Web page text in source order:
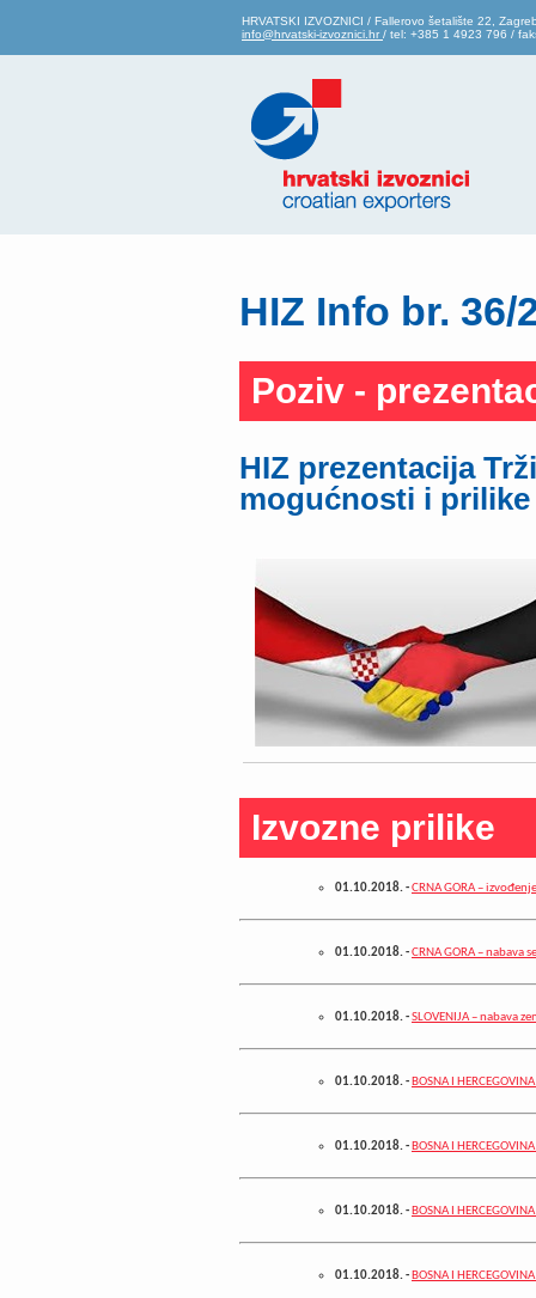
HRVATSKI IZVOZNICI / Fallerovo šetalište 22,
info@hrvatski-izvoznici.hr / tel: +385 1 4923 796 /
HIZ Info br. 36/
Poziv -
HIZ prezentacija
mogućnosti i prilike
Izvozne prilike
01.10.2018.-CRNA GORA –
01.10.2018.-CRNA GORA – nabava
01.10.2018.-SLOVENIJA – nabava
01.10.2018.- BOSNA I
01.10.2018.- BOSNA I
01.10.2018.- BOSNA I
01.10.2018.- BOSNA I